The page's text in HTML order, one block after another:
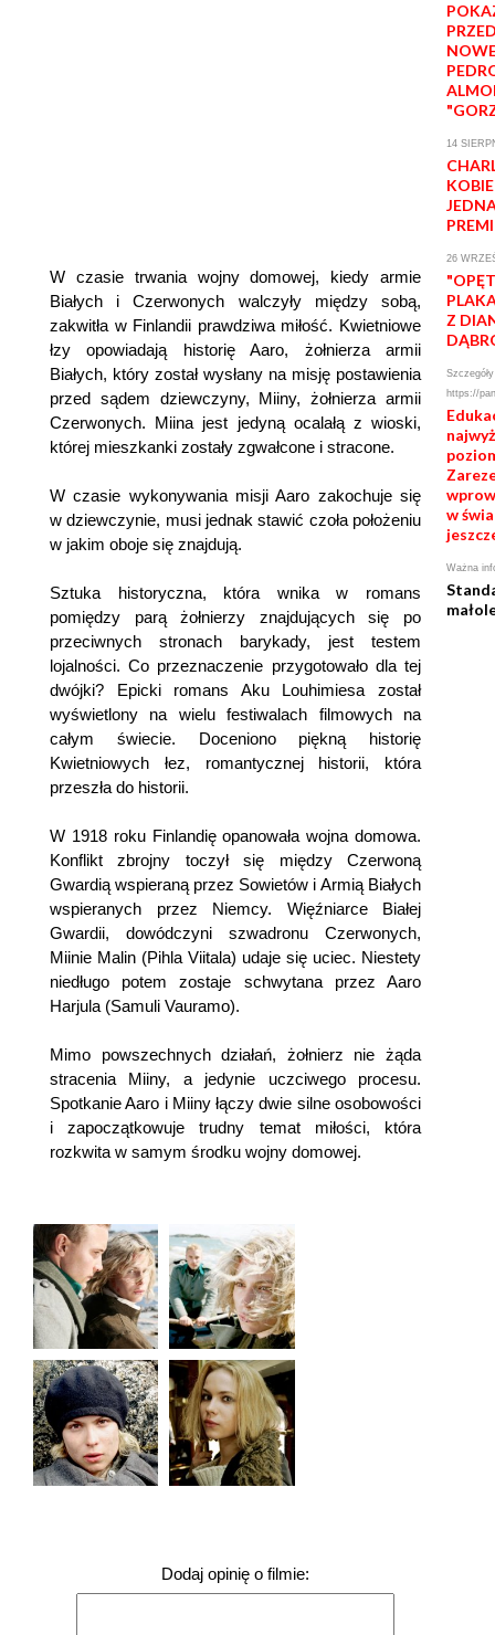
W czasie trwania wojny domowej, kiedy armie
Białych i Czerwonych walczyły między sobą,
zakwitła w Finlandii prawdziwa miłość. Kwietniowe
łzy opowiadają historię Aaro, żołnierza armii
Białych, który został wysłany na misję postawienia
przed sądem dziewczyny, Miiny, żołnierza armii
Czerwonych. Miina jest jedyną ocalałą z wioski,
której mieszkanki zostały zgwałcone i stracone.
W czasie wykonywania misji Aaro zakochuje się
w dziewczynie, musi jednak stawić czoła położeniu
w jakim oboje się znajdują.
Sztuka historyczna, która wnika w romans
pomiędzy parą żołnierzy znajdujących się po
przeciwnych stronach barykady, jest testem
lojalności. Co przeznaczenie przygotowało dla tej
dwójki? Epicki romans Aku Louhimiesa został
wyświetlony na wielu festiwalach filmowych na
całym świecie. Doceniono piękną historię
Kwietniowych łez, romantycznej historii, która
przeszła do historii.
W 1918 roku Finlandię opanowała wojna domowa.
Konflikt zbrojny toczył się między Czerwoną
Gwardią wspieraną przez Sowietów i Armią Białych
wspieranych przez Niemcy. Więźniarce Białej
Gwardii, dowódczyni szwadronu Czerwonych,
Miinie Malin (Pihla Viitala) udaje się uciec. Niestety
niedługo potem zostaje schwytana przez Aaro
Harjula (Samuli Vauramo).
Mimo powszechnych działań, żołnierz nie żąda
stracenia Miiny, a jedynie uczciwego procesu.
Spotkanie Aaro i Miiny łączy dwie silne osobowości
i zapoczątkowuje trudny temat miłości, która
rozkwita w samym środku wojny domowej.
Dodaj opinię o filmie:
14
26
Z
https://
w
Ważna